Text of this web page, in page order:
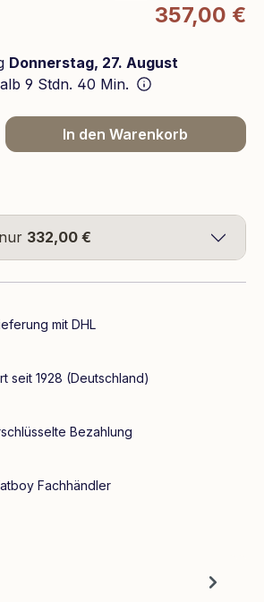
357,00 €
Donnerstag, 27. August
9 Stdn. 40 Min.
Gib den gewünschten
In den Warenkorb
332,00 €
mit DHL
seit 1928 (Deutschland)
Bezahlung
Fachhändler